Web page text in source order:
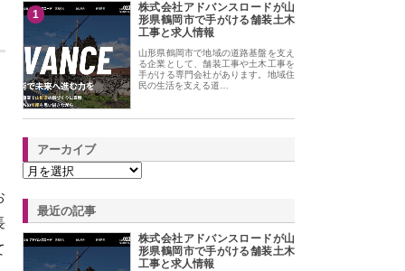
1
株式会社アドバンスロードが山
形県鶴岡市で手がける舗装土木
工事と求人情報
山形県鶴岡市で地域の道路基盤を支え
る企業として、舗装工事や土木工事を
手がける専門会社があります。地域住
民の生活を支える道…
アーカイブ
最近の記事
株式会社アドバンスロードが山
形県鶴岡市で手がける舗装土木
工事と求人情報